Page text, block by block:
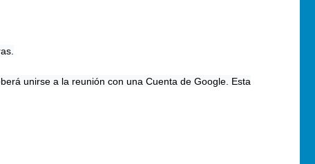
unirse a la reunión con una Cuenta de Google. Esta